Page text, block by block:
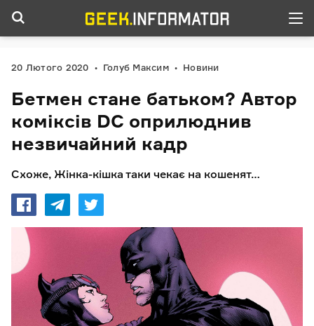
20 Лютого 2020 Голуб Максим Новини
Бетмен стане батьком? Автор
коміксів DC оприлюднив
незвичайний кадр
Схоже, Жінка-кішка таки чекає на кошенят…